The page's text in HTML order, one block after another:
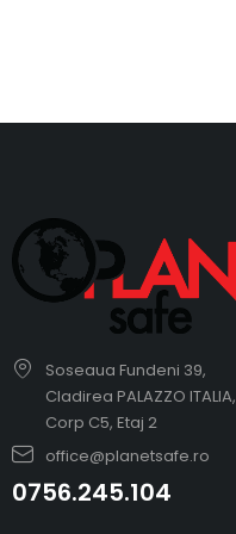
Soseaua Fundeni 39,
Cladirea PALAZZO ITALIA,
Corp C5, Etaj 2
office@planetsafe.ro
0756.245.104